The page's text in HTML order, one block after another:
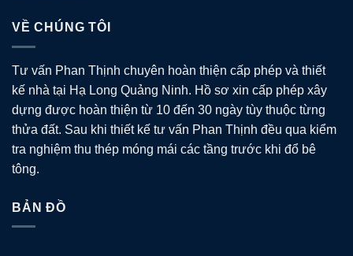
VỀ CHÚNG TÔI
Tư vấn Phan Thịnh chuyên hoàn thiện cấp phép và thiết
kế nhà tại Hạ Long Quảng Ninh. Hồ sơ xin cấp phép xây
dựng được hoàn thiện từ 10 đến 30 ngày tùy thuộc từng
thửa đất. Sau khi thiết kế tư vấn Phan Thịnh đều qua kiểm
tra nghiệm thu thép móng mái các tầng trước khi đổ bê
tông.
BẢN ĐỒ